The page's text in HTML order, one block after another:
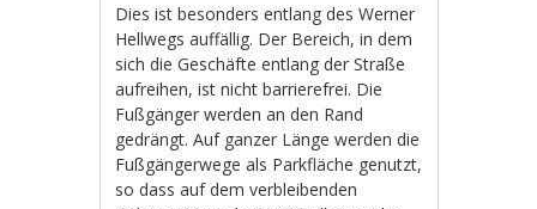
Dies ist besonders entlang des Werner
Hellwegs auffällig. Der Bereich, in dem
sich die Geschäfte entlang der Straße
aufreihen, ist nicht barrierefrei. Die
Fußgänger werden an den Rand
gedrängt. Auf ganzer Länge werden die
Fußgängerwege als Parkfläche genutzt,
so dass auf dem verbleibenden